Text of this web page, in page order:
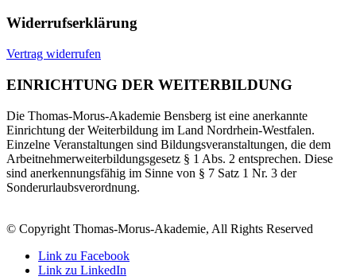
Widerrufserklärung
Vertrag widerrufen
EINRICHTUNG DER WEITERBILDUNG
Die Thomas-Morus-Akademie Bensberg ist eine anerkannte
Einrichtung der Weiterbildung im Land Nordrhein-Westfalen.
Einzelne Veranstaltungen sind Bildungsveranstaltungen, die dem
Arbeitnehmerweiterbildungsgesetz § 1 Abs. 2 entsprechen. Diese
sind anerkennungsfähig im Sinne von § 7 Satz 1 Nr. 3 der
Sonderurlaubsverordnung.
© Copyright Thomas-Morus-Akademie, All Rights Reserved
Link zu Facebook
Link zu LinkedIn